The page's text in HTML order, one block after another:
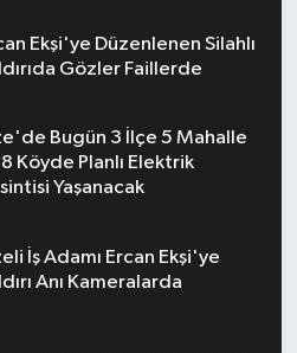
Düzenlenen Silahlı
Gözler Faillerde
Bugün 3 İlçe 5 Mahalle
Köyde Planlı Elektrik
Yaşanacak
İş Adamı Ercan Ekşi'ye
Anı Kameralarda